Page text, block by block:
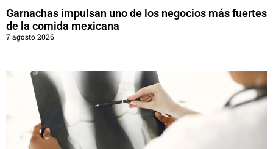
Garnachas impulsan uno de los negocios más fuertes
de la comida mexicana
7 agosto 2026